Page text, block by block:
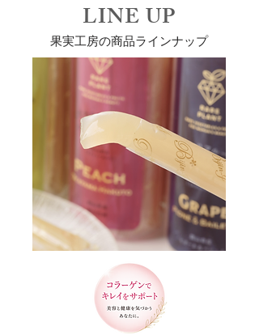
​LINE UP
果実工房の商品ラインナップ